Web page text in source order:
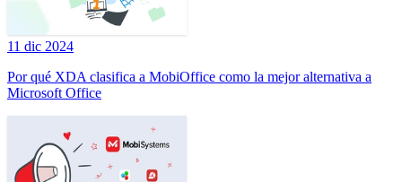
11 dic 2024
Por qué XDA clasifica a MobiOffice como la mejor alternativa a
Microsoft Office